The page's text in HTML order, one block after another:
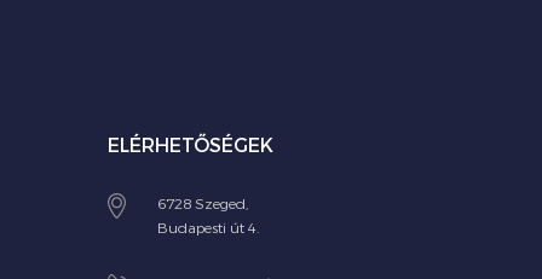
ELÉRHETŐSÉGEK
6728 Szeged,
Budapesti út 4.